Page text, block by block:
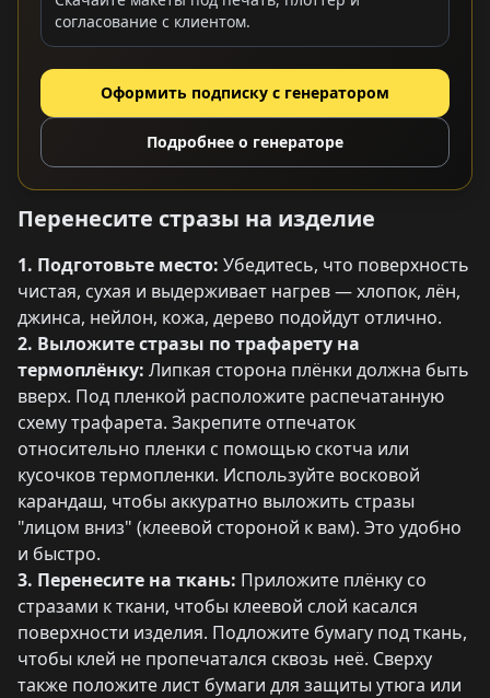
согласование с клиентом.
Оформить подписку с генератором
Подробнее о генераторе
Перенесите стразы на изделие
1. Подготовьте место: Убедитесь, что поверхность
чистая, сухая и выдерживает нагрев — хлопок, лён,
джинса, нейлон, кожа, дерево подойдут отлично.
2. Выложите стразы по трафарету на
термоплёнку: Липкая сторона плёнки должна быть
вверх. Под пленкой расположите распечатанную
схему трафарета. Закрепите отпечаток
относительно пленки с помощью скотча или
кусочков термопленки. Используйте восковой
карандаш, чтобы аккуратно выложить стразы
"лицом вниз" (клеевой стороной к вам). Это удобно
и быстро.
3. Перенесите на ткань: Приложите плёнку со
стразами к ткани, чтобы клеевой слой касался
поверхности изделия. Подложите бумагу под ткань,
чтобы клей не пропечатался сквозь неё. Сверху
также положите лист бумаги для защиты утюга или